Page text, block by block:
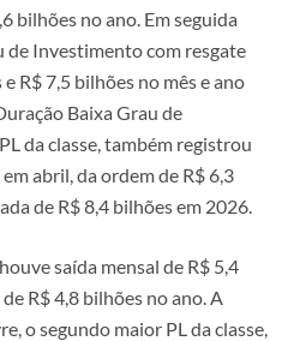
bilhões no ano. Em seguida
de Investimento com resgate
R$ 7,5 bilhões no mês e ano
Baixa Grau de
da classe, também registrou
abril, da ordem de R$ 6,3
de R$ 8,4 bilhões em 2026.
saída mensal de R$ 5,4
R$ 4,8 bilhões no ano. A
o segundo maior PL da classe,